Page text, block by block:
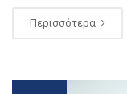
Περισσότερα